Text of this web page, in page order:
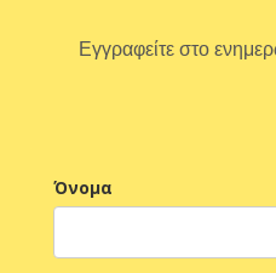
Εγγραφείτε στο
Όνομα